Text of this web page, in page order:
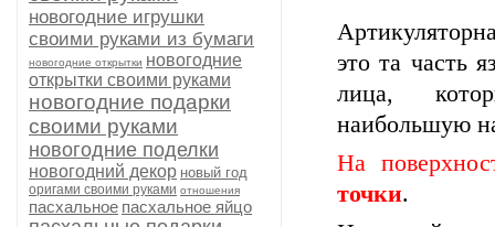
новогодние игрушки
своими руками из бумаги
новогодние открытки новогодние
открытки своими руками
новогодние подарки
своими руками
новогодние поделки
новогодний декор новый год
оригами своими руками отношения
пасхальное пасхальное яйцо
это та часть
лица,
наибольшую
На
точки.